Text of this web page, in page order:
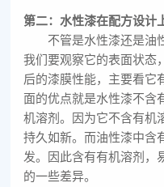
第二：水性漆在配方设计
不管是水性漆还是油性
我们要观察它的表面状态
后的漆膜性能，主要看它
面的优点就是水性漆不含
机溶剂。因为它不含有机
持久如新。而油性漆中含
发。因此含有有机溶剂，
的一些差异。